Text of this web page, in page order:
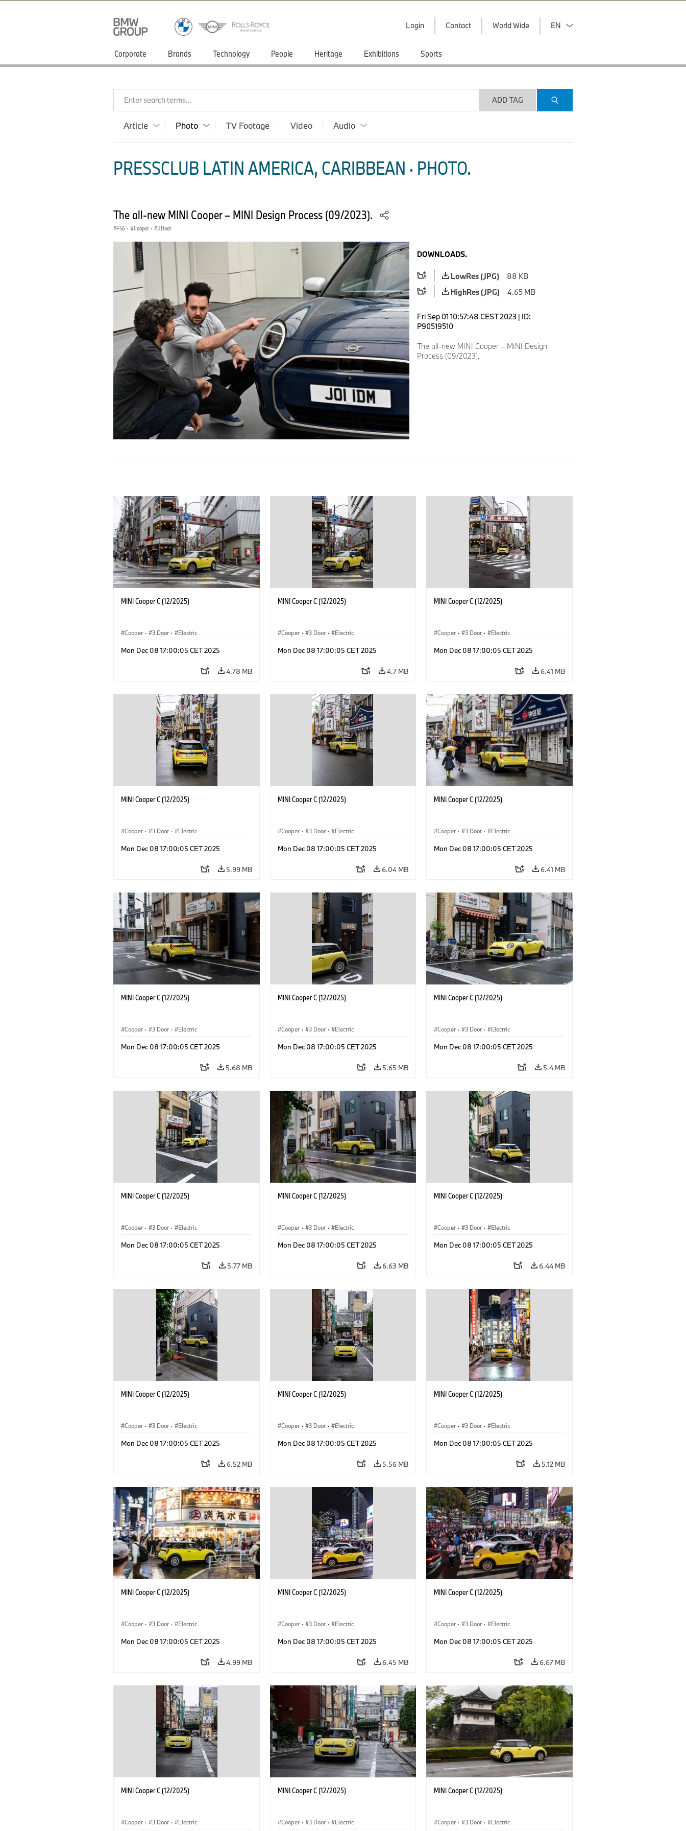
Login Contact World Wide EN
Corporate Brands Technology People Heritage Exhibitions Sports
Enter search terms... ADD TAG
Article Photo TV Footage Video Audio
PRESSCLUB LATIN AMERICA, CARIBBEAN · PHOTO.
The all-new MINI Cooper – MINI Design Process (09/2023).
F56 · Cooper · 3 Door
DOWNLOADS.
LowRes (JPG)
88 KB
HighRes (JPG)
4.65 MB
Fri Sep 01 10:57:48 CEST 2023 | ID:
P90519510
The all-new MINI Cooper – MINI Design
Process (09/2023).
MINI Cooper C (12/2025)
Cooper · 3 Door · Electric
Mon Dec 08 17:00:05 CET 2025
4.78 MB
MINI Cooper C (12/2025)
Cooper · 3 Door · Electric
Mon Dec 08 17:00:05 CET 2025
4.7 MB
MINI Cooper C (12/2025)
Cooper · 3 Door · Electric
Mon Dec 08 17:00:05 CET 2025
6.41 MB
MINI Cooper C (12/2025)
Cooper · 3 Door · Electric
Mon Dec 08 17:00:05 CET 2025
5.99 MB
MINI Cooper C (12/2025)
Cooper · 3 Door · Electric
Mon Dec 08 17:00:05 CET 2025
6.04 MB
MINI Cooper C (12/2025)
Cooper · 3 Door · Electric
Mon Dec 08 17:00:05 CET 2025
6.41 MB
MINI Cooper C (12/2025)
Cooper · 3 Door · Electric
Mon Dec 08 17:00:05 CET 2025
5.68 MB
MINI Cooper C (12/2025)
Cooper · 3 Door · Electric
Mon Dec 08 17:00:05 CET 2025
5.65 MB
MINI Cooper C (12/2025)
Cooper · 3 Door · Electric
Mon Dec 08 17:00:05 CET 2025
5.4 MB
MINI Cooper C (12/2025)
Cooper · 3 Door · Electric
Mon Dec 08 17:00:05 CET 2025
5.77 MB
MINI Cooper C (12/2025)
Cooper · 3 Door · Electric
Mon Dec 08 17:00:05 CET 2025
6.63 MB
MINI Cooper C (12/2025)
Cooper · 3 Door · Electric
Mon Dec 08 17:00:05 CET 2025
6.44 MB
MINI Cooper C (12/2025)
Cooper · 3 Door · Electric
Mon Dec 08 17:00:05 CET 2025
6.52 MB
MINI Cooper C (12/2025)
Cooper · 3 Door · Electric
Mon Dec 08 17:00:05 CET 2025
5.56 MB
MINI Cooper C (12/2025)
Cooper · 3 Door · Electric
Mon Dec 08 17:00:05 CET 2025
5.12 MB
MINI Cooper C (12/2025)
Cooper · 3 Door · Electric
Mon Dec 08 17:00:05 CET 2025
4.99 MB
MINI Cooper C (12/2025)
Cooper · 3 Door · Electric
Mon Dec 08 17:00:05 CET 2025
6.45 MB
MINI Cooper C (12/2025)
Cooper · 3 Door · Electric
Mon Dec 08 17:00:05 CET 2025
6.67 MB
MINI Cooper C (12/2025)
Cooper · 3 Door · Electric
MINI Cooper C (12/2025)
Cooper · 3 Door · Electric
MINI Cooper C (12/2025)
Cooper · 3 Door · Electric